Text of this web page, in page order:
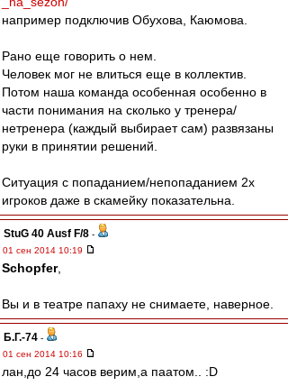
например подключив Обухова, Каюмова.
Рано еще говорить о нем.
Человек мог не влиться еще в коллектив.
Потом наша команда особенная особенно в
части понимания на сколько у тренера/
нетренера (каждый выбирает сам) развязаны
руки в принятии решений.
Ситуация с попаданием/непопаданием 2х
игроков даже в скамейку показательна.
StuG 40 Ausf F/8 -
01 сен 2014 10:19
Schopfer,
Вы и в театре папаху не снимаете, наверное.
Б.Г.-74 -
01 сен 2014 10:16
лан,до 24 часов верим,а паатом.. :D